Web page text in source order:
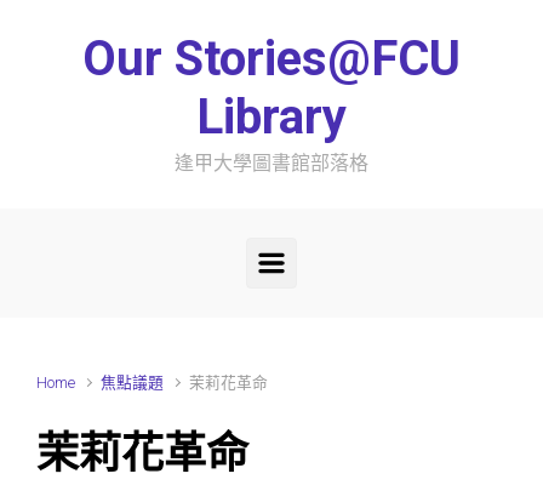
Our Stories@FCU
Library
逢甲大學圖書館部落格
Home 焦點議題 茉莉花革命
茉莉花革命